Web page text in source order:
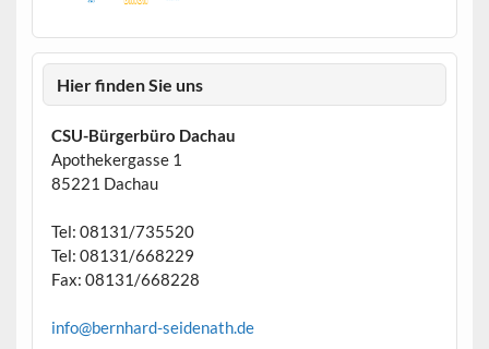
Hier finden Sie uns
CSU-Bürgerbüro Dachau
Apothekergasse 1
85221 Dachau
Tel: 08131/735520
Tel: 08131/668229
Fax: 08131/668228
info@bernhard-seidenath.de